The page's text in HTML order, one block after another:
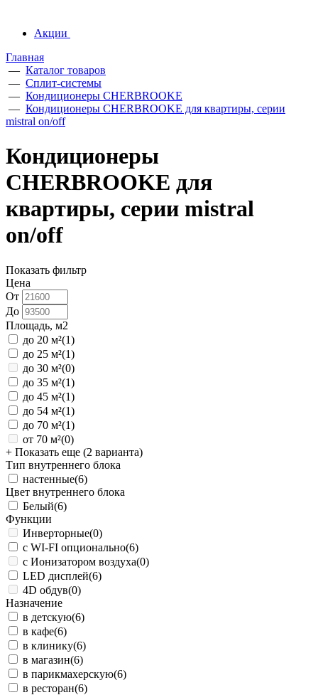
Акции
Главная
— Каталог товаров
— Сплит-системы
— Кондиционеры CHERBROOKE
— Кондиционеры CHERBROOKE для квартиры, серии
mistral on/off
Кондиционеры
CHERBROOKE для
квартиры, серии mistral
on/off
Показать фильтр
Цена
От
До
Площадь, м2
до 20 м²(1)
до 25 м²(1)
до 30 м²(0)
до 35 м²(1)
до 45 м²(1)
до 54 м²(1)
до 70 м²(1)
от 70 м²(0)
+ Показать еще (2 варианта)
Тип внутреннего блока
настенные(6)
Цвет внутреннего блока
Белый(6)
Функции
Инверторные(0)
с WI-FI опционально(6)
с Ионизатором воздуха(0)
LED дисплей(6)
4D обдув(0)
Назначение
в детскую(6)
в кафе(6)
в клинику(6)
в магазин(6)
в парикмахерскую(6)
в ресторан(6)